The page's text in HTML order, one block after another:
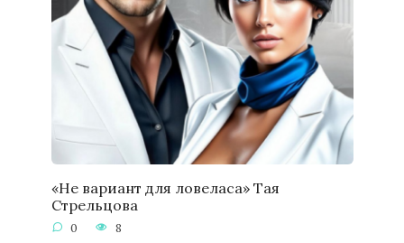
«Не вариант для ловеласа» Тая
Стрельцова
0 8